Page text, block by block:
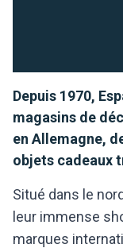
Depuis 1970,
magasins de
en Allemagne,
objets cadeaux
Situé dans le
leur immense
marques